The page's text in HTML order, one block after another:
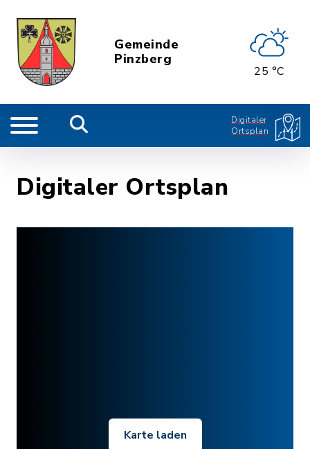
Gemeinde
Pinzberg
25 °C
Digitaler
Ortsplan
Digitaler Ortsplan
Karte laden